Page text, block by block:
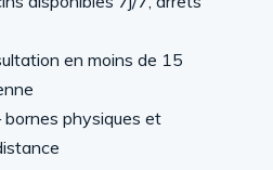
en moins de 15
physiques et